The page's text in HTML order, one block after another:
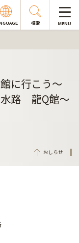
検索 MENU
に行こう～
路 龍Q館～
おしらせ